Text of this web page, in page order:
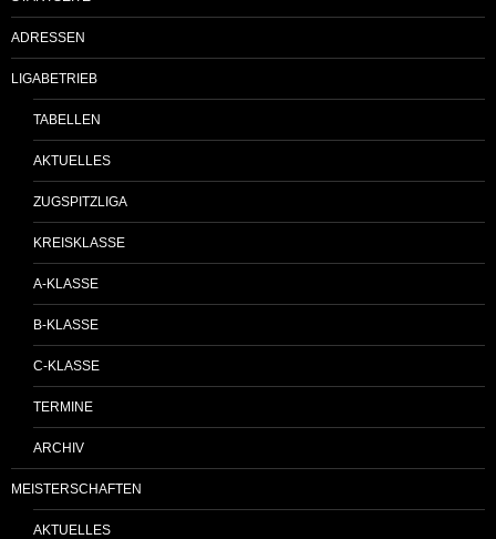
ADRESSEN
LIGABETRIEB
TABELLEN
AKTUELLES
ZUGSPITZLIGA
KREISKLASSE
A-KLASSE
B-KLASSE
C-KLASSE
TERMINE
ARCHIV
MEISTERSCHAFTEN
AKTUELLES